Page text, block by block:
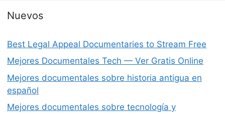
Nuevos
Best Legal Appeal Documentaries to Stream Free
Mejores Documentales Tech — Ver Gratis Online
Mejores documentales sobre historia antigua en
español
Mejores documentales sobre tecnología y